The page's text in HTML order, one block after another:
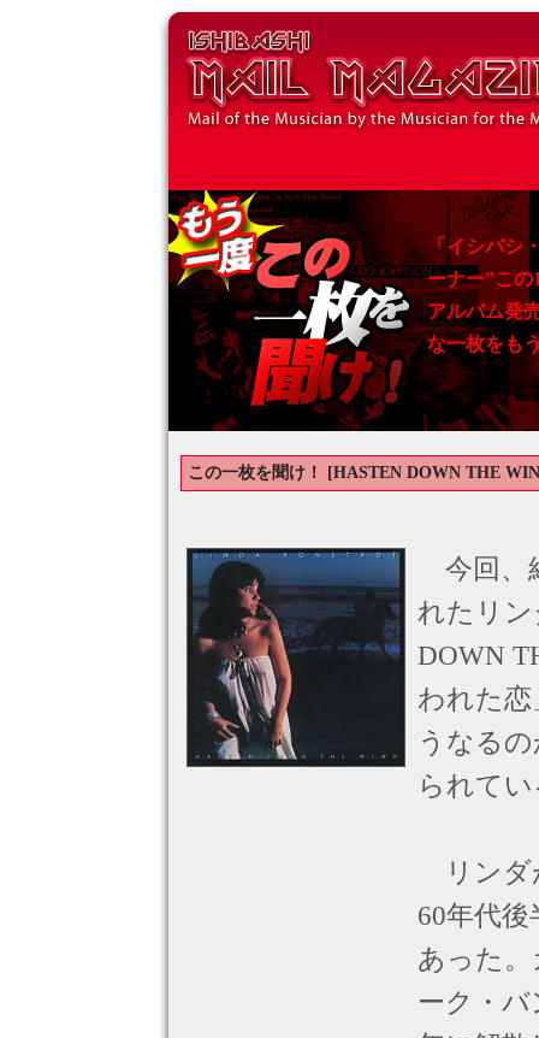
「イシバシ
ーナー”こ
アルバム発
な一枚をも
この一枚を聞け！ [HASTEN DOWN THE
今回、
れたリ
DOWN
われた
うなる
られて
リンダ
60年代
あった
ーク・